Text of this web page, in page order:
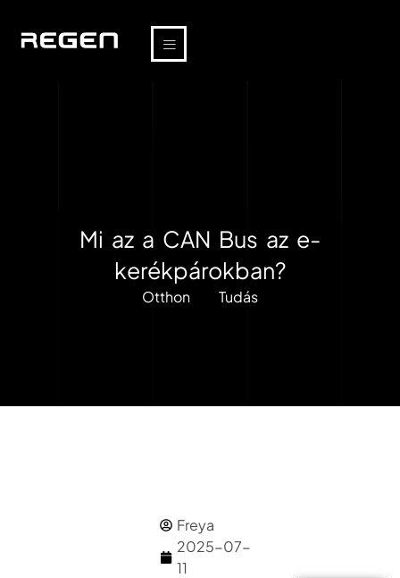
Mi az a CAN Bus az e-
kerékpárokban?
Otthon Tudás
Freya
2025-07-
11